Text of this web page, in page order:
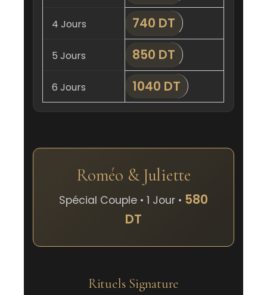
4 Jours 740 DT
5 Jours 850 DT
6 Jours 1040 DT
Roméo & Juliette
Spécial Couple • 1 Jour • 580
DT
Rituels Signature